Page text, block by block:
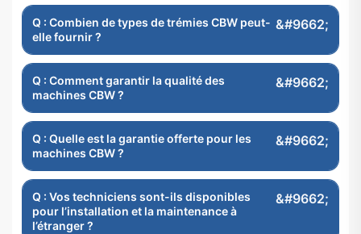
Q : Combien de types de trémies CBW peut-
elle fournir ?
Q : Comment garantir la qualité des
machines CBW ?
Q : Quelle est la garantie offerte pour les
machines CBW ?
Q : Vos techniciens sont-ils disponibles
pour l’installation et la maintenance à
l’étranger ?